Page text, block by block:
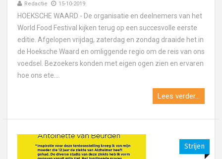
Redactie 15-10-2019
HOEKSCHE WAARD - De organisatie en deelnemers van het
World Food Festival kijken terug op een succesvolle eerste
editie. Afgelopen vrijdag, zaterdag en zondag draaide het in
de Hoeksche Waard en omliggende regio om de reis van ons
voedsel. Bezoekers konden met eigen ogen zien en ervaren
hoe ons ete....
Lees verder...
Strijen